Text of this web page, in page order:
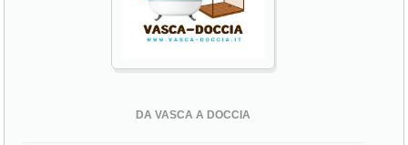
DA VASCA A DOCCIA